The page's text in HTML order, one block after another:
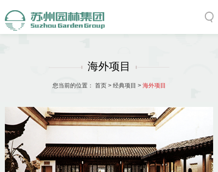
海外项目
您当前的位置： 首页> 经典项目 > 海外项目